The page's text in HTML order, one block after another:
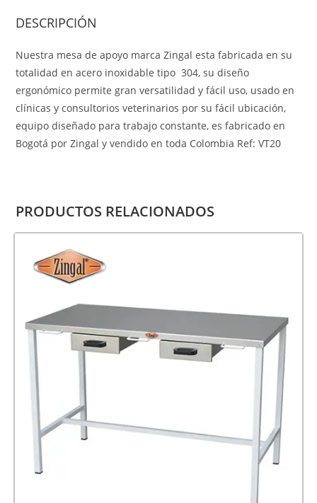
DESCRIPCIÓN
Nuestra mesa de apoyo marca Zingal esta fabricada en su
totalidad en acero inoxidable tipo 304, su diseño
ergonómico permite gran versatilidad y fácil uso, usado en
clínicas y consultorios veterinarios por su fácil ubicación,
equipo diseñado para trabajo constante, es fabricado en
Bogotá por Zingal y vendido en toda Colombia Ref: VT20
PRODUCTOS RELACIONADOS